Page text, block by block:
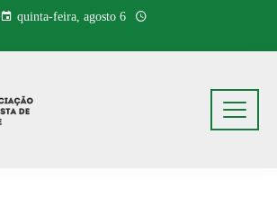
quinta-feira, agosto 6